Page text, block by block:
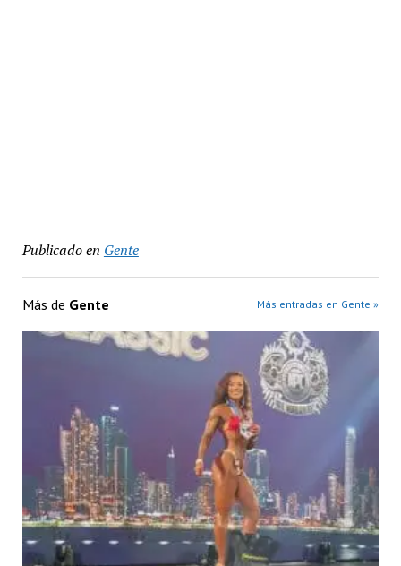
Publicado en Gente
Más de Gente Más entradas en Gente »